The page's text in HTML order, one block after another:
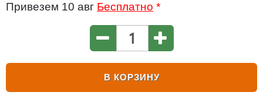
Привезем 10 авг Бесплатно *
В КОРЗИНУ